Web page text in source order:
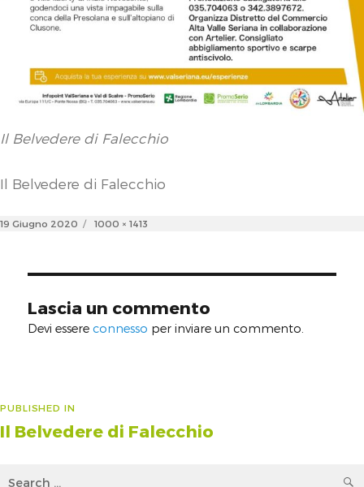
Il Belvedere di Falecchio
Il Belvedere di Falecchio
Posted
19 Giugno 2020
Full
1000 × 1413
Lascia un commento
Devi essereconnesso per inviare un commento.
Navigazione
articoli
PUBLISHED IN
Il Belvedere di Falecchio